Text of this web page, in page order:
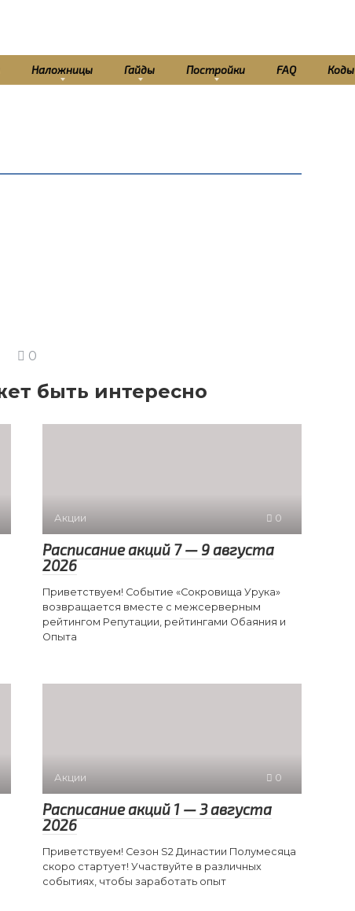
Наложницы Гайды Постройки FAQ Коды
0
быть интересно
Акции 0
Расписание акций 7 — 9 августа
2026
Приветствуем! Событие «Сокровища Урука»
возвращается вместе с межсерверным
рейтингом Репутации, рейтингами Обаяния и
Опыта
Акции 0
Расписание акций 1 — 3 августа
2026
Приветствуем! Сезон S2 Династии Полумесяца
скоро стартует! Участвуйте в различных
событиях, чтобы заработать опыт